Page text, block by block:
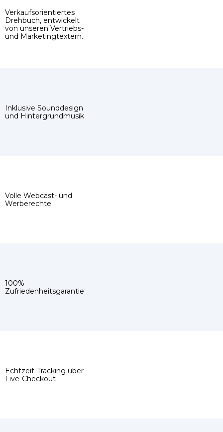
Verkaufsorientiertes
Drehbuch, entwickelt
von unseren Vertriebs-
und Marketingtextern.
Inklusive Sounddesign
und Hintergrundmusik
Volle Webcast- und
Werberechte
100%
Zufriedenheitsgarantie
Echtzeit-Tracking über
Live-Checkout